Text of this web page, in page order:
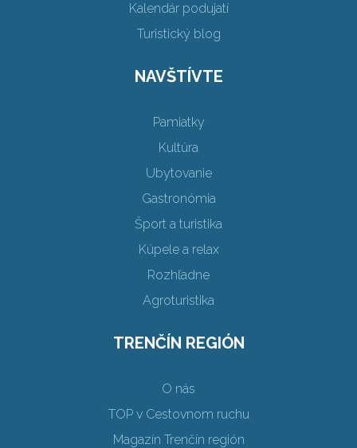
Kalendár podujatí
Turistický blog
NAVŠTÍVTE
Pamiatky
Kultúra
Ubytovanie
Gastronómia
Šport a turistika
Kúpele a relax
Rozhľadne
Agroturistika
TRENČÍN REGIÓN
O nás
TOP v Cestovnom ruchu
Magazín Trenčín región